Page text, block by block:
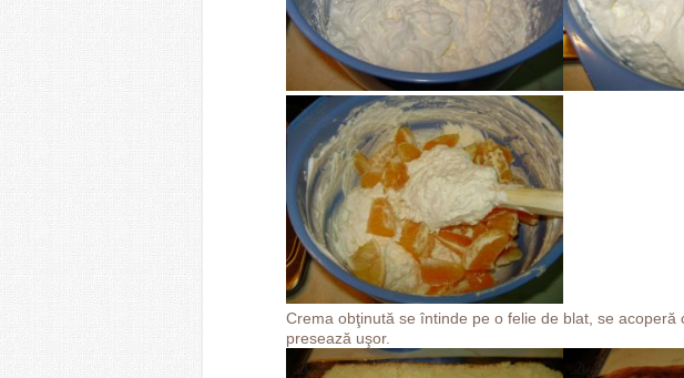
Crema obţinută se întinde pe o felie de blat, se acoperă
presează uşor.